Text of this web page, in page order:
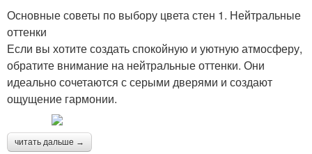
Основные советы по выбору цвета стен 1. Нейтральные
оттенки
Если вы хотите создать спокойную и уютную атмосферу,
обратите внимание на нейтральные оттенки. Они
идеально сочетаются с серыми дверями и создают
ощущение гармонии.
читать дальше →